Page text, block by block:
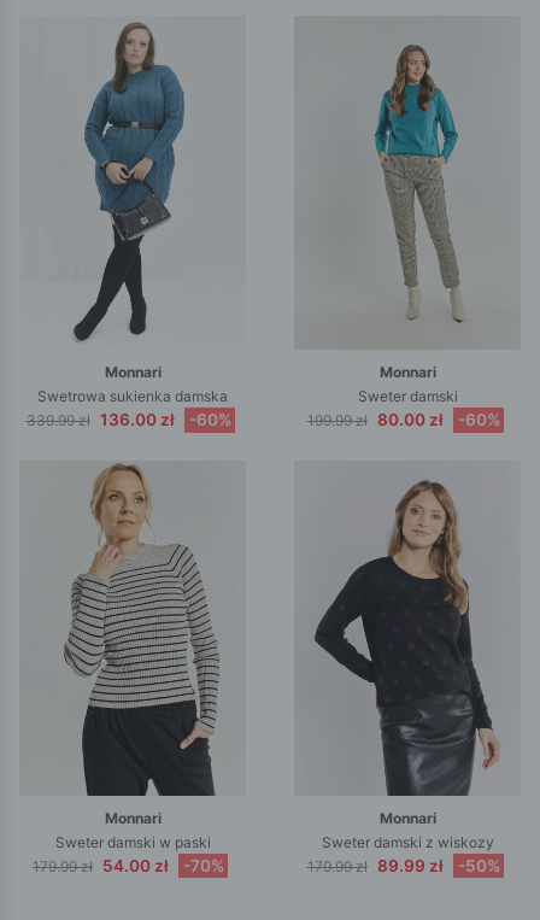
Monnari
Swetrowa sukienka damska
339.99 zł 136.00 zł -60%
Monnari
Sweter damski
199.99 zł 80.00 zł -60%
Monnari
Sweter damski w paski
179.99 zł 54.00 zł -70%
Monnari
Sweter damski z wiskozy
179.99 zł 89.99 zł -50%